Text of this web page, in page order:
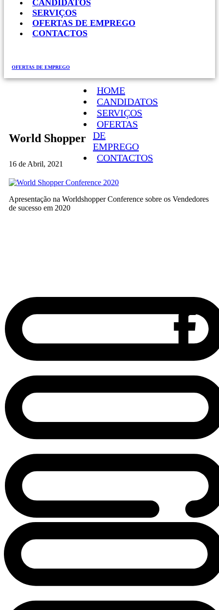
CANDIDATOS
SERVIÇOS
OFERTAS DE EMPREGO
CONTACTOS
HOME
CANDIDATOS
SERVIÇOS
OFERTAS
DE
EMPREGO
CONTACTOS
OFERTAS DE EMPREGO
World Shopper
16 de Abril, 2021
Apresentação na Worldshopper Conference sobre os Vendedores
de sucesso em 2020